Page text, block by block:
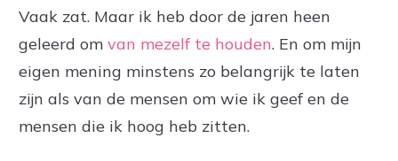
Vaak zat. Maar ik heb door de jaren heen
geleerd om van mezelf te houden. En om mijn
eigen mening minstens zo belangrijk te laten
zijn als van de mensen om wie ik geef en de
mensen die ik hoog heb zitten.